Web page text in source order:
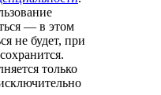
— в этом
не будет, при
только